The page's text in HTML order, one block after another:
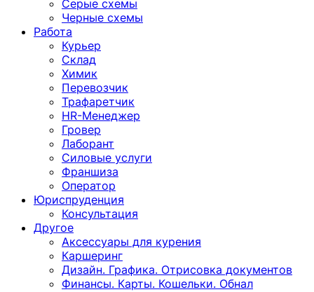
Серые схемы
Черные схемы
Работа
Курьер
Склад
Химик
Перевозчик
Трафаретчик
HR-Менеджер
Гровер
Лаборант
Силовые услуги
Франшиза
Оператор
Юриспруденция
Консультация
Другoе
Аксессуары для курения
Каршеринг
Дизайн. Графика. Отрисовка документов
Финансы. Карты. Кошельки. Обнал